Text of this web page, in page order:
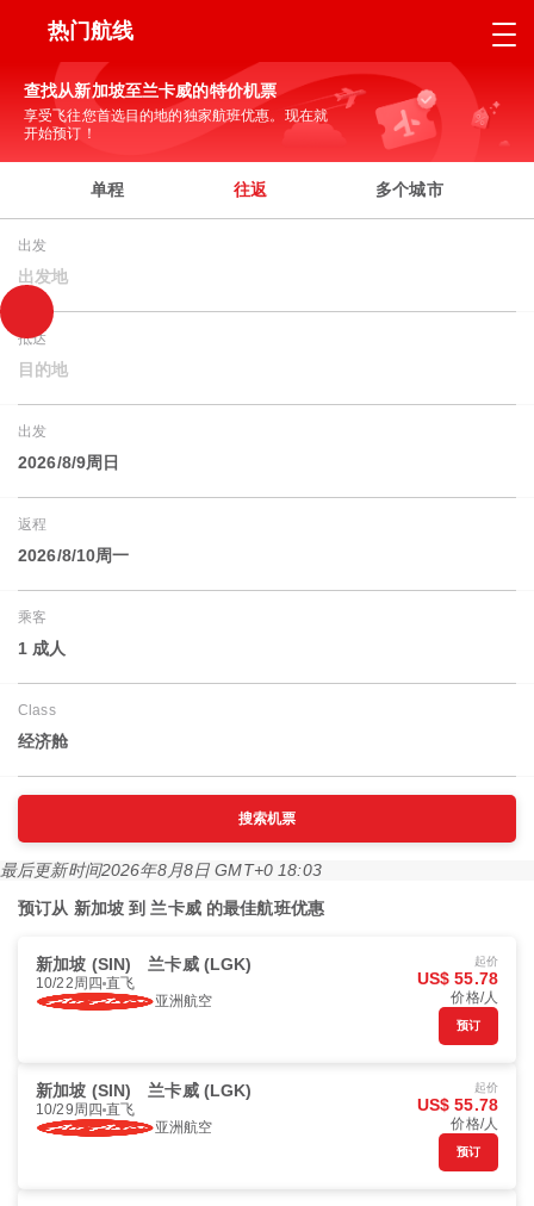
热门航线
查找从新加坡至兰卡威的特价机票
享受飞往您首选目的地的独家航班优惠。现在就
开始预订！
单程 往返 多个城市
出发
出发地
抵达
目的地
出发
2026/8/9周日
返程
2026/8/10周一
乘客
1 成人
Class
经济舱
搜索机票
最后更新时间2026年8月8日 GMT+0 18:03
预订从 新加坡 到 兰卡威 的最佳航班优惠
新加坡 (SIN) 兰卡威 (LGK)
10/22周四 直飞
亚洲航空
起价
US$ 55.78
价格/人
预订
新加坡 (SIN) 兰卡威 (LGK)
10/29周四 直飞
亚洲航空
起价
US$ 55.78
价格/人
预订